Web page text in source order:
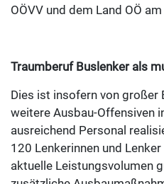
OÖVV und dem Land OÖ
Traumberuf Buslenker als
Dies ist insofern von großer
weitere Ausbau-Offensiven
ausreichend Personal
120 Lenkerinnen und
aktuelle Leistungsvolumen